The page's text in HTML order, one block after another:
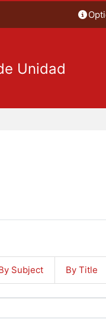
Unidad
Subject By Title